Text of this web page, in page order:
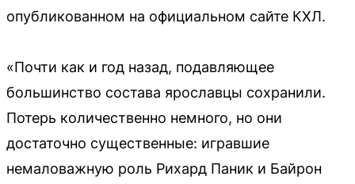
опубликованном на официальном сайте КХЛ.
«Почти как и год назад, подавляющее
большинство состава ярославцы сохранили.
Потерь количественно немного, но они
достаточно существенные: игравшие
немаловажную роль Рихард Паник и Байрон